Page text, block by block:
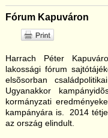
Fórum Kapuváron
Harrach Péter
lakossági fórum
elsõsorban
Ugyanakkor
kormányzati
kampányára is. 2014
az ország elindult.